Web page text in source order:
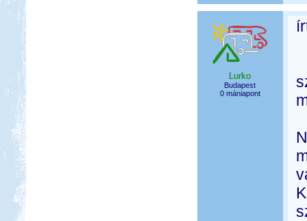
Lurko
Budapest
0 mániapont